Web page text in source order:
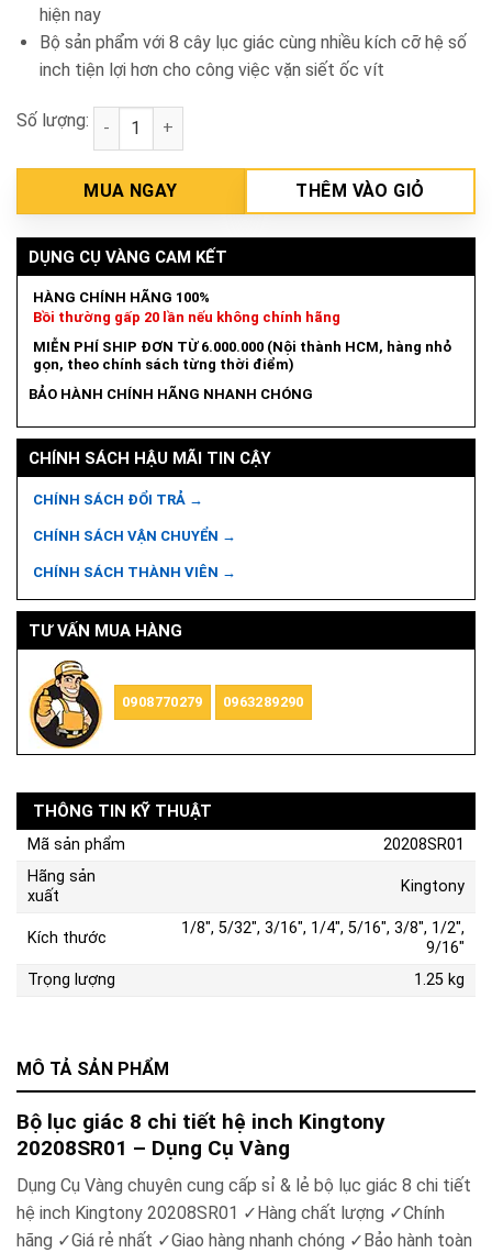
hiện nay
Bộ sản phẩm với 8 cây lục giác cùng nhiều kích cỡ hệ số
inch tiện lợi hơn cho công việc vặn siết ốc vít
Số lượng: Bộ lục giác 8 chi tiết hệ inch Kingtony 20208SR01
MUA NGAY THÊM VÀO GIỎ
DỤNG CỤ VÀNG CAM KẾT
HÀNG CHÍNH HÃNG 100%
Bồi thường gấp 20 lần nếu không chính hãng
MIỄN PHÍ SHIP ĐƠN TỪ 6.000.000 (Nội thành HCM, hàng nhỏ
gọn, theo chính sách từng thời điểm)
BẢO HÀNH CHÍNH HÃNG NHANH CHÓNG
CHÍNH SÁCH HẬU MÃI TIN CẬY
CHÍNH SÁCH ĐỔI TRẢ →
CHÍNH SÁCH VẬN CHUYỂN →
CHÍNH SÁCH THÀNH VIÊN →
TƯ VẤN MUA HÀNG
0908770279 0963289290
MÔ TẢ SẢN PHẨM
Bộ lục giác 8 chi tiết hệ inch Kingtony
20208SR01 – Dụng Cụ Vàng
Dụng Cụ Vàng chuyên cung cấp sỉ & lẻ bộ lục giác 8 chi tiết
hệ inch Kingtony 20208SR01 ✓ Hàng chất lượng ✓Chính
hãng ✓Giá rẻ nhất ✓Giao hàng nhanh chóng ✓ Bảo hành toàn
THÔNG TIN KỸ THUẬT
Mã sản phẩm
20208SR01
Hãng sản
xuất
Kingtony
Kích thước
1/8", 5/32", 3/16", 1/4", 5/16", 3/8", 1/2",
9/16"
Trọng lượng
1.25 kg